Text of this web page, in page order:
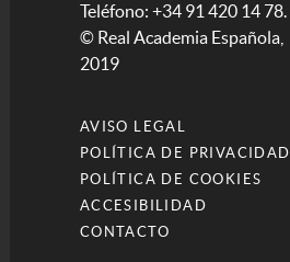
Teléfono: +34 91 420 14 78.
© Real Academia Española,
2019
AVISO LEGAL
POLÍTICA DE PRIVACIDAD
POLÍTICA DE COOKIES
ACCESIBILIDAD
CONTACTO